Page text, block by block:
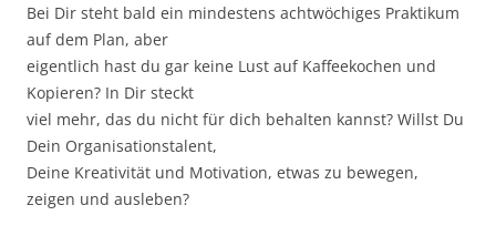
Bei Dir steht bald ein mindestens achtwöchiges Praktikum
auf dem Plan, aber
eigentlich hast du gar keine Lust auf Kaffeekochen und
Kopieren? In Dir steckt
viel mehr, das du nicht für dich behalten kannst? Willst Du
Dein Organisationstalent,
Deine Kreativität und Motivation, etwas zu bewegen,
zeigen und ausleben?